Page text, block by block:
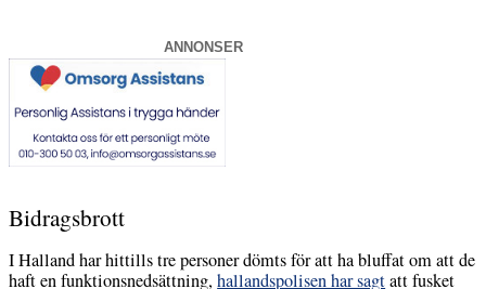
ANNONSER
Bidragsbrott
I Halland har hittills tre personer dömts för att ha bluffat om att de
haft en funktionsnedsättning,hallandspolisen har sagtatt fusket